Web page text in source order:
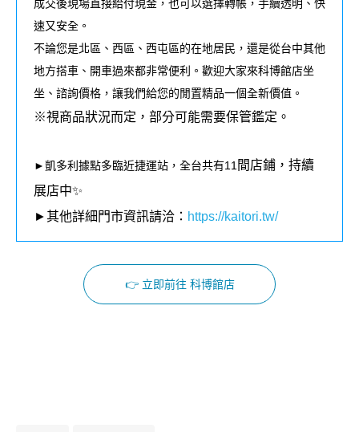
成交後現場直接給付現金，也可以選擇轉帳，手續透明、快
速又安全。
不論您是北區、西區、西屯區的在地居民，還是從台中其他
地方搭車、開車過來都非常便利。歡迎大家來科博館店坐
坐、諮詢價格，讓我們給您的閒置精品一個全新價值。
※視商品狀況而定，部分可能需要保管鑑定。
►凱多利據點多臨近捷運站，全台共有11間店鋪，持續
展店中✨
►其他詳細門市資訊請洽： https://kaitori.tw/
👉 立即前往 科博館店